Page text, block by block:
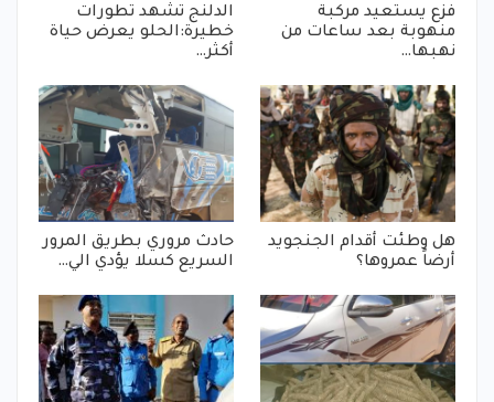
فزع يستعيد مركبة
منهوبة بعد ساعات من
نهبها…
الدلنج تشهد تطورات
خطيرة:الحلو يعرض حياة
أكثر…
هل وطئت أقدام الجنجويد
أرضاً عمروها؟
حادث مروري بطريق المرور
السريع كسلا يؤدي الي…